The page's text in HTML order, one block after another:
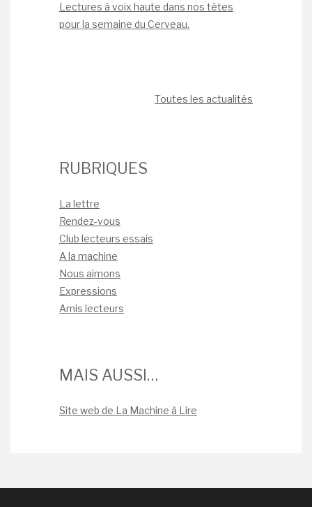
Lectures à voix haute dans nos têtes
pour la semaine du Cerveau.
Toutes les actualités
RUBRIQUES
La lettre
Rendez-vous
Club lecteurs essais
A la machine
Nous aimons
Expressions
Amis lecteurs
MAIS AUSSI…
Site web de La Machine à Lire